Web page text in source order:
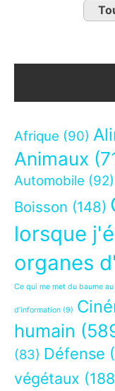
Afrique (90)
Animaux
Automobile (92)
Boisson (148)
lorsque
organes
Ce qui me met du baume
d’information (9)
humain
(83) Défense
végétaux